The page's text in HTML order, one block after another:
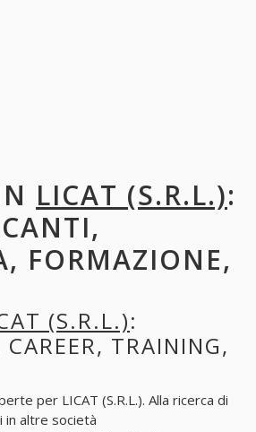
LICAT (S.R.L.):
FORMAZIONE,
(S.R.L.):
CAREER, TRAINING,
per LICAT (S.R.L.). Alla ricerca di
in altre società